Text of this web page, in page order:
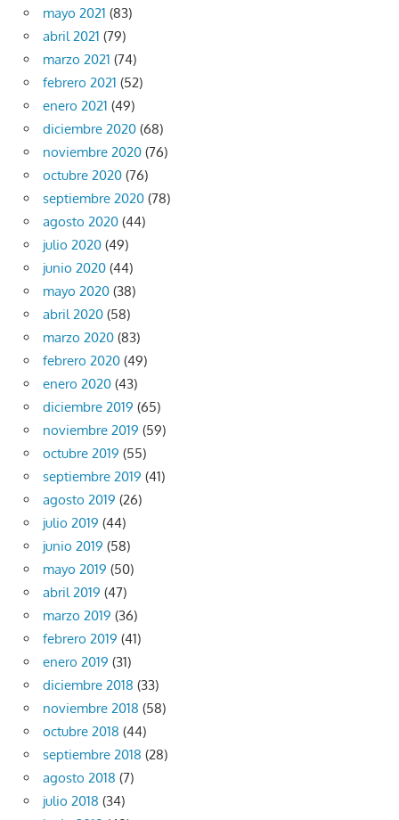
mayo 2021 (83)
abril 2021 (79)
marzo 2021 (74)
febrero 2021 (52)
enero 2021 (49)
diciembre 2020 (68)
noviembre 2020 (76)
octubre 2020 (76)
septiembre 2020 (78)
agosto 2020 (44)
julio 2020 (49)
junio 2020 (44)
mayo 2020 (38)
abril 2020 (58)
marzo 2020 (83)
febrero 2020 (49)
enero 2020 (43)
diciembre 2019 (65)
noviembre 2019 (59)
octubre 2019 (55)
septiembre 2019 (41)
agosto 2019 (26)
julio 2019 (44)
junio 2019 (58)
mayo 2019 (50)
abril 2019 (47)
marzo 2019 (36)
febrero 2019 (41)
enero 2019 (31)
diciembre 2018 (33)
noviembre 2018 (58)
octubre 2018 (44)
septiembre 2018 (28)
agosto 2018 (7)
julio 2018 (34)